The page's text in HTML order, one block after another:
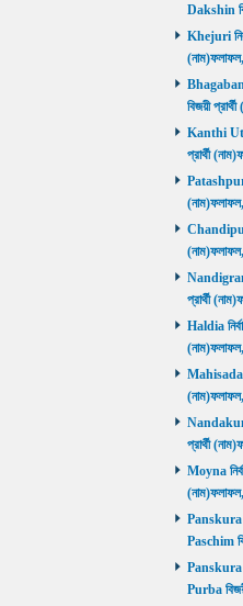
Dakshin
Khejuri
বিজয়ী
Kanthi
প্রার্থী
Patashpur
Chandipur
Nandigram
প্রার্থী
Haldia
Mahisadal
প্রার্থী
Moyna
Panskura
Paschim
Panskura
Purba